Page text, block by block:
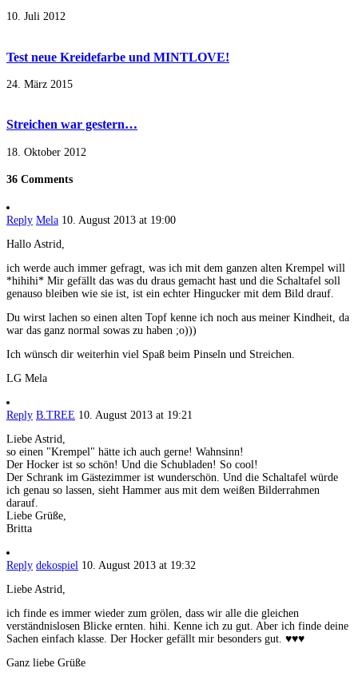
10. Juli 2012
Test neue Kreidefarbe und MINTLOVE!
24. März 2015
Streichen war gestern…
18. Oktober 2012
36 Comments
Reply Mela 10. August 2013 at 19:00
Hallo Astrid,
ich werde auch immer gefragt, was ich mit dem ganzen alten Krempel will
*hihihi* Mir gefällt das was du draus gemacht hast und die Schaltafel soll
genauso bleiben wie sie ist, ist ein echter Hingucker mit dem Bild drauf.
Du wirst lachen so einen alten Topf kenne ich noch aus meiner Kindheit, da
war das ganz normal sowas zu haben ;o)))
Ich wünsch dir weiterhin viel Spaß beim Pinseln und Streichen.
LG Mela
Reply B.TREE 10. August 2013 at 19:21
Liebe Astrid,
so einen "Krempel" hätte ich auch gerne! Wahnsinn!
Der Hocker ist so schön! Und die Schubladen! So cool!
Der Schrank im Gästezimmer ist wunderschön. Und die Schaltafel würde
ich genau so lassen, sieht Hammer aus mit dem weißen Bilderrahmen
darauf.
Liebe Grüße,
Britta
Reply dekospiel 10. August 2013 at 19:32
Liebe Astrid,
ich finde es immer wieder zum grölen, dass wir alle die gleichen
verständnislosen Blicke ernten. hihi. Kenne ich zu gut. Aber ich finde deine
Sachen einfach klasse. Der Hocker gefällt mir besonders gut. ♥♥♥
Ganz liebe Grüße